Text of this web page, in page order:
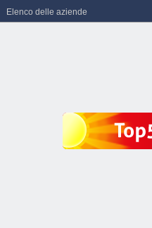
Elenco delle aziende